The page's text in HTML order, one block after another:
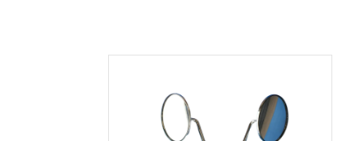
AGGIUNGI AL